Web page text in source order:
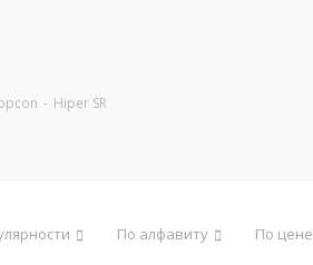
- Hiper SR
По алфавиту По цене